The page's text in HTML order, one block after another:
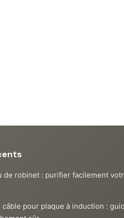
de robinet : purifier facilement
câble pour plaque à induction :